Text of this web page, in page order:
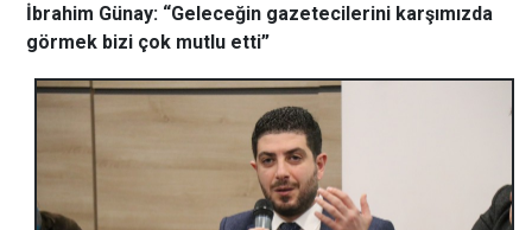
İbrahim Günay: “Geleceğin gazetecilerini karşımızda
görmek bizi çok mutlu etti”